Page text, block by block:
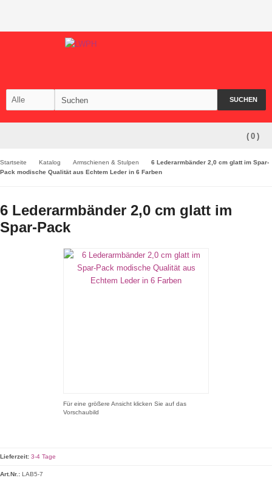
SUCHEN
( 0 )
Startseite Katalog Armschienen & Stulpen
6 Lederarmbänder 2,0 cm glatt im Spar-
Pack modische Qualität aus Echtem Leder in 6 Farben
6 Lederarmbänder 2,0 cm glatt im
Spar-Pack
Für eine größere Ansicht klicken Sie auf das
Vorschaubild
Lieferzeit: 3-4 Tage
Art.Nr.: LAB5-7